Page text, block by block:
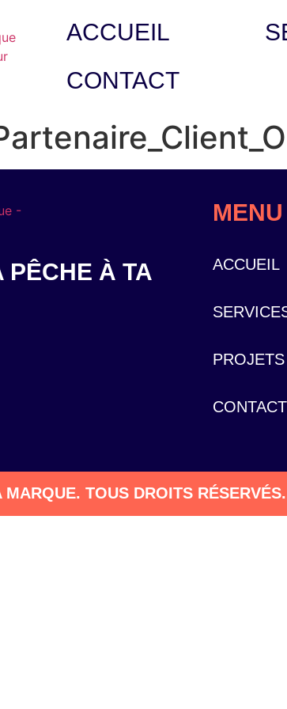
ACCUEIL
CONTACT
PÊCHE À TA
MENU
ACCUEIL
PROJETS
CONTACT
TOUS DROITS RÉSERVÉS.